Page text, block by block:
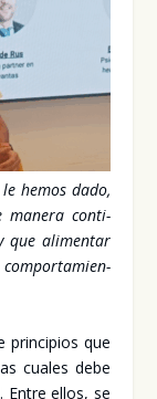
hemos dado,
mane­ra con­ti­
que ali­men­tar
com­por­ta­mien­
prin­ci­pios que
cua­les debe
Entre ellos, se